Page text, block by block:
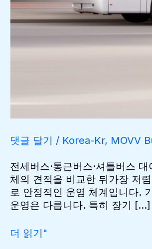
댓글 달기 / Korea-Kr, MOVV
전세버스·통근버스·셔틀버스
체의 견적을 비교한 뒤가장 저
로 안정적인 운영 체계입니다.
운영은 다릅니다. 특히 장기 […]
전
더 읽기"